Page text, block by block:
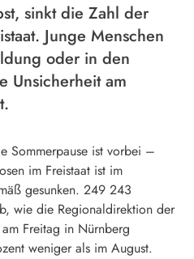
sinkt die Zahl der
Junge Menschen
oder in den
Unsicherheit am
Sommerpause ist vorbei –
im Freistaat ist im
gesunken. 249 243
wie die Regionaldirektion der
Freitag in Nürnberg
weniger als im August.